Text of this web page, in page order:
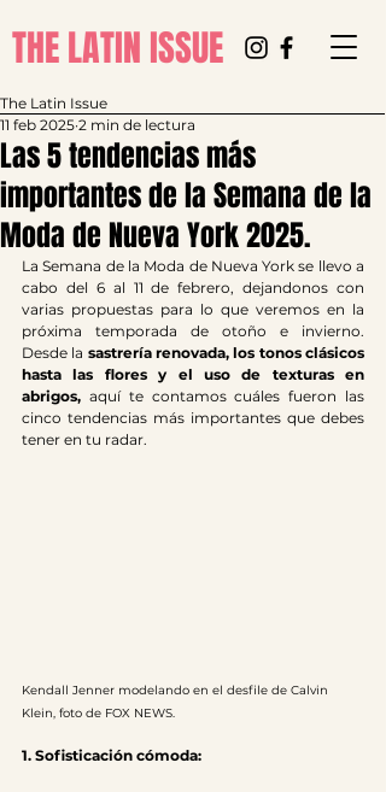
THE LATIN ISSUE
Las 5 tendencias más
importantes de la Semana de la
Moda de Nueva York 2025.
The Latin Issue
11 feb 2025 2 min de lectura
La Semana de la Moda de Nueva York se llevo a
cabo del 6 al 11 de febrero, dejandonos con
varias propuestas para lo que veremos en la
próxima temporada de otoño e invierno.
Desde la sastrería renovada, los tonos clásicos
hasta las flores y el uso de texturas en
abrigos, aquí te contamos cuáles fueron las
cinco tendencias más importantes que debes
tener en tu radar.
Kendall Jenner modelando en el desfile de Calvin
Klein, foto de FOX NEWS.
1. Sofisticación cómoda: